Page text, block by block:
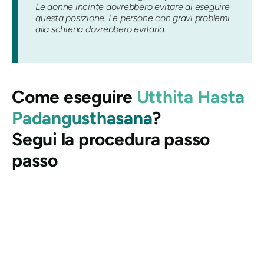
Le donne incinte dovrebbero evitare di eseguire
questa posizione. Le persone con gravi problemi
alla schiena dovrebbero evitarla.
Come eseguire Utthita Hasta
Padangusthasana?
Segui la procedura passo
passo